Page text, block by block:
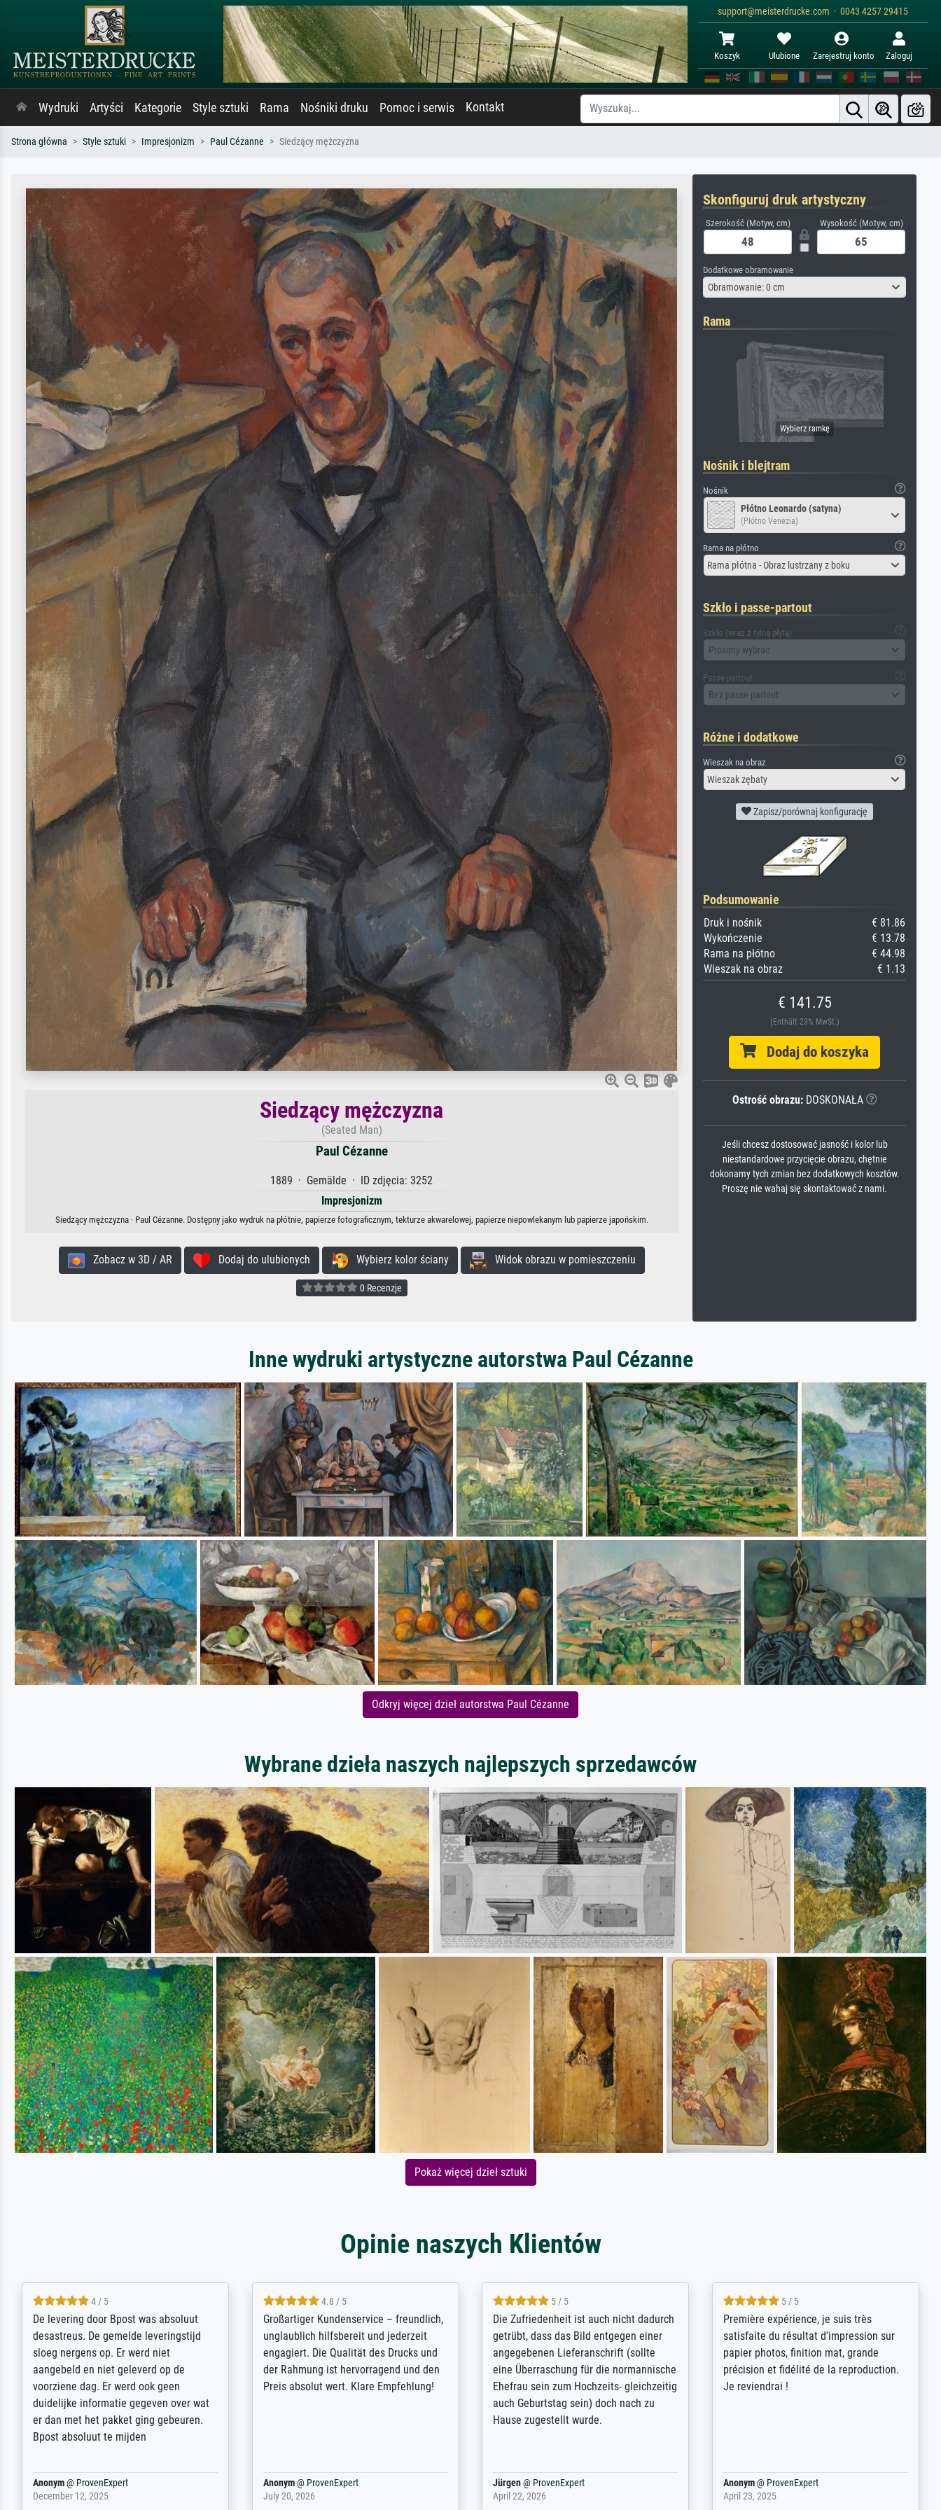
support@meisterdrucke.com · 0043 4257 29415
Koszyk Ulubione Zarejestruj konto Zaloguj
Wydruki Artyści Kategorie Style sztuki Rama Nośniki druku Pomoc i serwis Kontakt
Strona główna Style sztuki Impresjonizm Paul Cézanne Siedzący mężczyzna
Siedzący mężczyzna
(Seated Man)
Paul Cézanne
1889 · Gemälde · ID zdjęcia: 3252
Impresjonizm
Siedzący mężczyzna · Paul Cézanne. Dostępny jako wydruk na płótnie, papierze fotograficznym, tekturze akwarelowej, papierze niepowlekanym lub papierze japońskim.
Zobacz w 3D / AR Dodaj do ulubionych Wybierz kolor ściany Widok obrazu w pomieszczeniu
0 Recenzje
Skonfiguruj druk artystyczny
Szerokość (Motyw, cm) Wysokość (Motyw, cm)
Dodatkowe obramowanie
Obramowanie: 0 cm
Rama
Nośnik i blejtram
Nośnik
Płótno Leonardo (satyna)
(Płótno Venezia)
Rama na płótno
Rama płótna - Obraz lustrzany z boku
Szkło i passe-partout
Szkło (wraz z tylną płytą)
Prosimy wybrać
Passe-partout
Bez passe-partout
Różne i dodatkowe
Wieszak na obraz
Wieszak zębaty
Zapisz/porównaj konfigurację
Podsumowanie
Druk i nośnik
€ 81.86
Wykończenie
€ 13.78
Rama na płótno
€ 44.98
Wieszak na obraz
€ 1.13
€ 141.75
(Enthält 23% MwSt.)
Dodaj do koszyka
Ostrość obrazu:DOSKONAŁA
Jeśli chcesz dostosować jasność i kolor lub
niestandardowe przycięcie obrazu, chętnie
dokonamy tych zmian bez dodatkowych kosztów.
Proszę nie wahaj się skontaktować z nami.
Inne wydruki artystyczne autorstwa Paul Cézanne
Odkryj więcej dzieł autorstwa Paul Cézanne
Wybrane dzieła naszych najlepszych sprzedawców
Pokaż więcej dzieł sztuki
Opinie naszych Klientów
5 / 5
Sehr gute Qualität des Leinwanddrucks
und des Rahmens! Unser Bild wurde
sehr sorgfältig und sicher verpackt, so
dass es unbeschadet bei uns ankam. Es
wird nicht unser letzter Meisterdruck
sein. Vielen Dank!
Reinhold,@ProvenExpert
April 22, 2026
5 / 5
Für ein Erinnerungsbuch mit der
Feldpost meines Großvaters aus dem 1.
Weltkrieg benötigte ich ein
ausdrucksvolles Bild. Das habe ich bei
Ihnen gefunden. Bei der Auswahl der
weiter. Vielen ...
Margot@ProvenExpert
February 20, 2026
4.8 / 5
Hervorragende Qualität. Man kann sich
vieles anpassen lassen, wie z.B.:
Randentfernung, Farbe, Helligkeit,
Kontrast und Weiteres. Sehr freundliche
Kontaktperson per Mail. Das Bild (ein
Kunstdruck) wurde sehr gut verpackt -
sehr starke Papprolle mit Plastikdeckeln
Anonym@ProvenExpert
August 12, 2025
4.8 / 5
Qualité absolument irréprochable.
Extraordinaire diversité des thèmes
abordés et personnalisation des
demandes (recadrage, réajustement des
couleurs). Relation clientèle parfaite.
Anonym@ ProvenExpert
March 31, 2025